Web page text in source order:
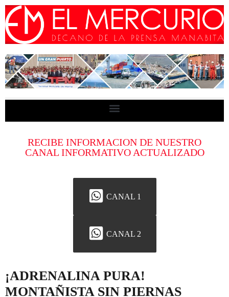
RECIBE INFORMACION DE NUESTRO
CANAL INFORMATIVO ACTUALIZADO
CANAL 1
CANAL 2
¡ADRENALINA PURA!
MONTAÑISTA SIN PIERNAS